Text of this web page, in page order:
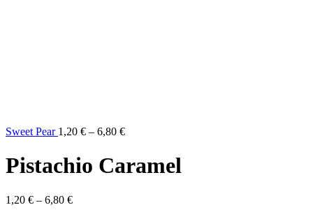
Sweet Pear 1,20 € – 6,80 €
Pistachio Caramel
1,20 € – 6,80 €